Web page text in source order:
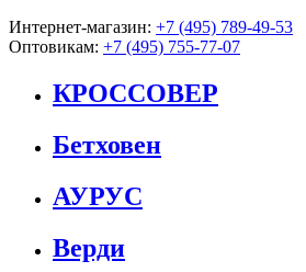
Интернет-магазин: +7 (495) 789-49-53
Оптовикам: +7 (495) 755-77-07
КРОССОВЕР
Бетховен
АУРУС
Верди